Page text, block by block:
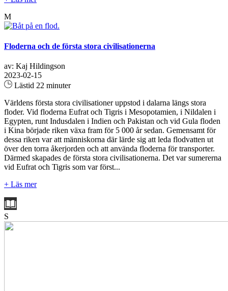
M
Floderna och de första stora civilisationerna
av: Kaj Hildingson
2023-02-15
Lästid 22 minuter
Världens första stora civilisationer uppstod i dalarna längs stora
floder. Vid floderna Eufrat och Tigris i Mesopotamien, i Nildalen i
Egypten, runt Indusdalen i Indien och Pakistan och vid Gula floden
i Kina började riken växa fram för 5 000 år sedan. Gemensamt för
dessa riken var att människorna där lärde sig att leda flodvatten ut
över den torra åkerjorden och att använda floderna för transporter.
Därmed skapades de första stora civilisationerna. Det var sumererna
vid Eufrat och Tigris som var först...
+ Läs mer
S